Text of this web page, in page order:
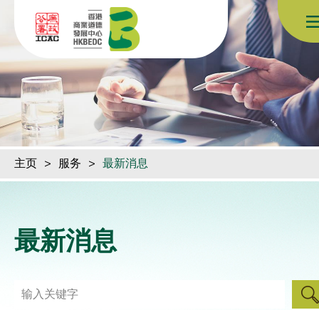
跳到内容（按回车键）
主页 > 服务 > 最新消息
最新消息